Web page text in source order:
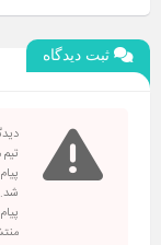
ثبت دیدگاه
شد.